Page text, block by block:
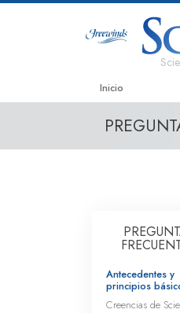
Inicio
Antecedentes y
principios
Creencias de